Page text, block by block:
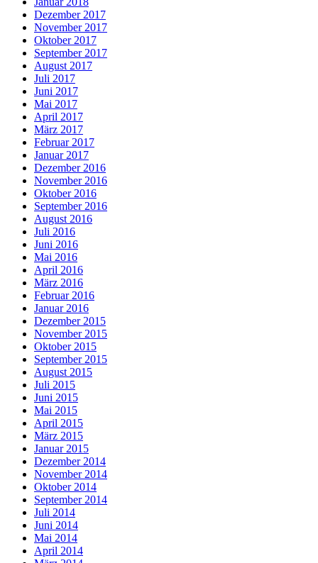
Dezember 2017
November 2017
Oktober 2017
September 2017
August 2017
Juli 2017
Juni 2017
Mai 2017
April 2017
März 2017
Februar 2017
Januar 2017
Dezember 2016
November 2016
Oktober 2016
September 2016
August 2016
Juli 2016
Juni 2016
Mai 2016
April 2016
März 2016
Februar 2016
Januar 2016
Dezember 2015
November 2015
Oktober 2015
September 2015
August 2015
Juli 2015
Juni 2015
Mai 2015
April 2015
März 2015
Januar 2015
Dezember 2014
November 2014
Oktober 2014
September 2014
Juli 2014
Juni 2014
Mai 2014
April 2014